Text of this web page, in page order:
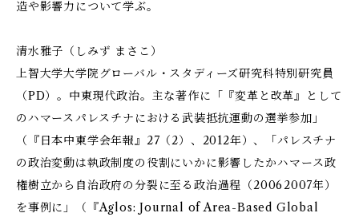
造や影響力について学ぶ。
清水雅子（しみず まさこ）
上智大学大学院グローバル・スタディーズ研究科特別研究員
（PD）。中東現代政治。主な著作に「『変革と改革』として
のハマース――パレスチナにおける武装抵抗運動の選挙参加」
（『日本中東学会年報』27（2）、2012年）、「パレスチナ
の政治変動は執政制度の役割にいかに影響したか――ハマース政
権樹立から自治政府の分裂に至る政治過程（2006――2007年）
を事例に」（『Aglos: Journal of Area-Based Global